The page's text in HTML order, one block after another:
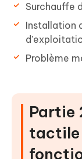
Surchauffe
Installation
Problème
Partie
tactile